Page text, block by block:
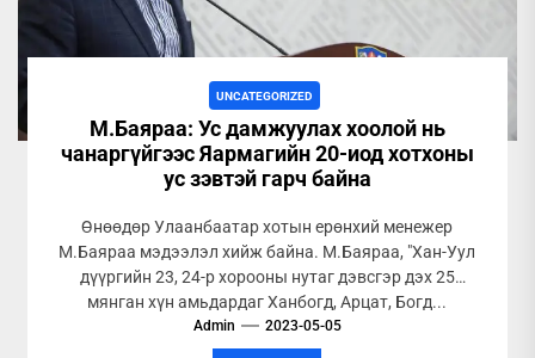
UNCATEGORIZED
М.Баяраа: Ус дамжуулах хоолой нь
чанаргүйгээс Яармагийн 20-иод хотхоны
ус зэвтэй гарч байна
Өнөөдөр Улаанбаатар хотын ерөнхий менежер
М.Баяраа мэдээлэл хийж байна. М.Баяраа, "Хан-Уул
дүүргийн 23, 24-р хорооны нутаг дэвсгэр дэх 25
мянган хүн амьдардаг Ханбогд, Арцат, Богд...
Admin 2023-05-05